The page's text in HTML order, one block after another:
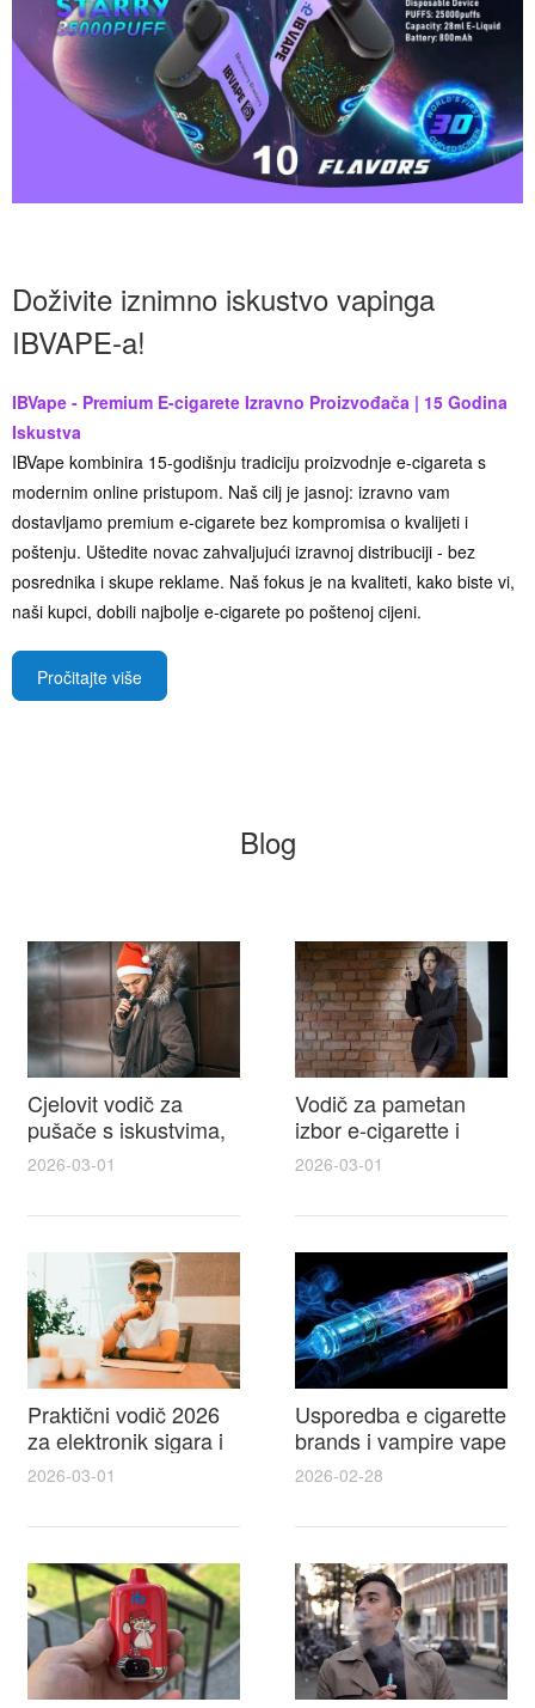
Doživite iznimno iskustvo vapinga
IBVAPE-a!
IBVape - Premium E-cigarete Izravno Proizvođača | 15 Godina
Iskustva
IBVape kombinira 15-godišnju tradiciju proizvodnje e-cigareta s
modernim online pristupom. Naš cilj je jasnoj: izravno vam
dostavljamo premium e-cigarete bez kompromisa o kvalijeti i
poštenju. Uštedite novac zahvaljujući izravnoj distribuciji - bez
posrednika i skupe reklame. Naš fokus je na kvaliteti, kako biste vi,
naši kupci, dobili najbolje e-cigarete po poštenoj cijeni.
Pročitajte više
Blog
Cjelovit vodič za
pušače s iskustvima,
recenzijama i
cigarette na e cigareta
2026-03-01
Vodič za pametan
izbor e-cigarette i
savjeti kako postići
elektronske cigarete
2026-03-01
Praktični vodič 2026
za elektronik sigara i
mtm e cigarete s
recenzijama i
2026-03-01
Usporedba e cigarette
brands i vampire vape
za 2026 – vodič s
i najboljim ponudama
2026-02-28